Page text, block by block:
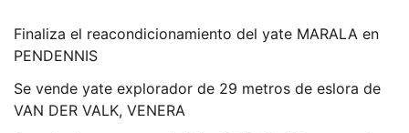
Finaliza el reacondicionamiento del yate MARALA en
PENDENNIS
Se vende yate explorador de 29 metros de eslora de
VAN DER VALK, VENERA